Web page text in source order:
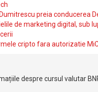
preia conducerea
de marketing digital, sub
cripto fara autorizatie
despre cursul valutar